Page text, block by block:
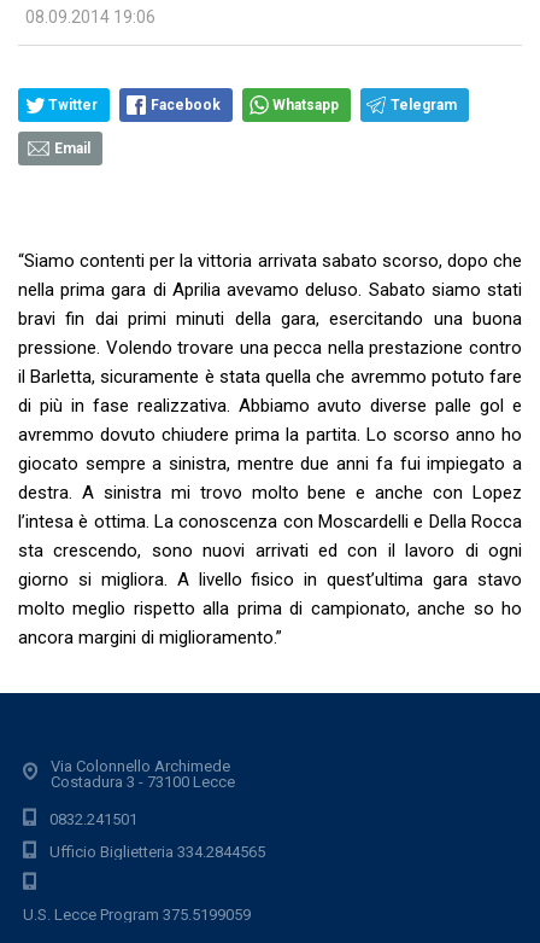
08.09.2014 19:06
Twitter Facebook Whatsapp Telegram
Email
“Siamo contenti per la vittoria arrivata sabato scorso, dopo che
nella prima gara di Aprilia avevamo deluso. Sabato siamo stati
bravi fin dai primi minuti della gara, esercitando una buona
pressione. Volendo trovare una pecca nella prestazione contro
il Barletta, sicuramente è stata quella che avremmo potuto fare
di più in fase realizzativa. Abbiamo avuto diverse palle gol e
avremmo dovuto chiudere prima la partita. Lo scorso anno ho
giocato sempre a sinistra, mentre due anni fa fui impiegato a
destra. A sinistra mi trovo molto bene e anche con Lopez
l’intesa è ottima. La conoscenza con Moscardelli e Della Rocca
sta crescendo, sono nuovi arrivati ed con il lavoro di ogni
giorno si migliora. A livello fisico in quest’ultima gara stavo
molto meglio rispetto alla prima di campionato, anche so ho
ancora margini di miglioramento.”
Via Colonnello Archimede
Costadura 3 - 73100 Lecce
0832.241501
Ufficio Biglietteria 334.2844565
U.S. Lecce Program 375.5199059